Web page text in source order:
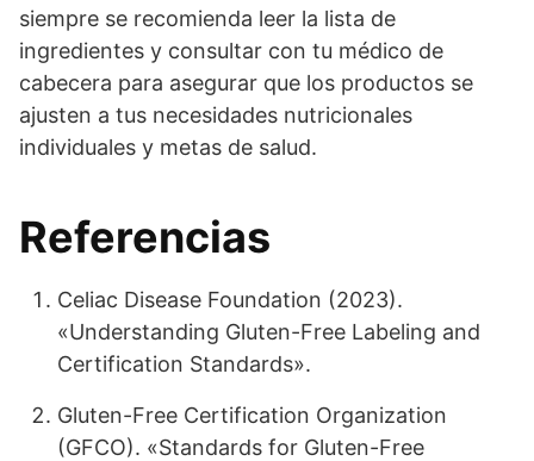
siempre se recomienda leer la lista de
ingredientes y consultar con tu médico de
cabecera para asegurar que los productos se
ajusten a tus necesidades nutricionales
individuales y metas de salud.
Referencias
Celiac Disease Foundation (2023).
«Understanding Gluten-Free Labeling and
Certification Standards».
Gluten-Free Certification Organization
(GFCO). «Standards for Gluten-Free